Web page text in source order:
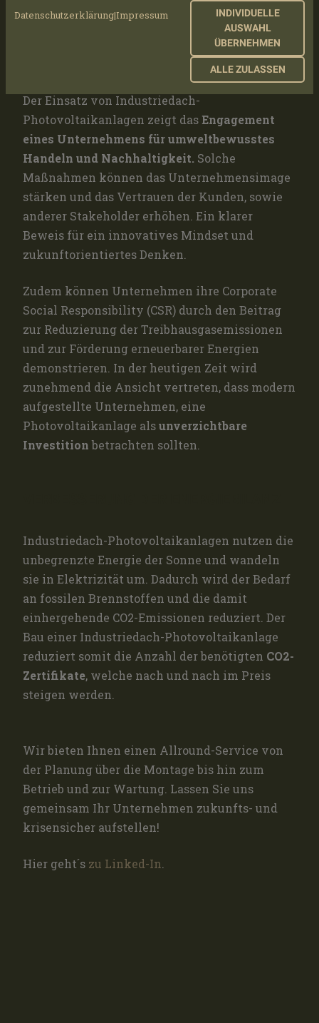
VERBESSERUNG DES IMAGES
Der Einsatz von Industriedach-
Photovoltaikanlagen zeigt das Engagement
eines Unternehmens für umweltbewusstes
Handeln und Nachhaltigkeit. Solche
Maßnahmen können das Unternehmensimage
stärken und das Vertrauen der Kunden, sowie
anderer Stakeholder erhöhen. Ein klarer
Beweis für ein innovatives Mindset und
zukunftorientiertes Denken.
Zudem können Unternehmen ihre Corporate
Social Responsibility (CSR) durch den Beitrag
zur Reduzierung der Treibhausgasemissionen
und zur Förderung erneuerbarer Energien
demonstrieren. In der heutigen Zeit wird
zunehmend die Ansicht vertreten, dass modern
aufgestellte Unternehmen, eine
Photovoltaikanlage alsunverzichtbare
Investitionbetrachten sollten.
Industriedach-Photovoltaikanlagen nutzen die
unbegrenzte Energie der Sonne und wandeln
sie in Elektrizität um. Dadurch wird der Bedarf
an fossilen Brennstoffen und die damit
einhergehende CO2-Emissionen reduziert. Der
Bau einer Industriedach-Photovoltaikanlage
reduziert somit die Anzahl der benötigten CO2-
Zertifikate, welche nach und nach im Preis
steigen werden.
Wir bieten Ihnen einen Allround-Service von
der Planung über die Montage bis hin zum
Betrieb und zur Wartung. Lassen Sie uns
gemeinsam Ihr Unternehmen zukunfts- und
krisensicher aufstellen!
Hier geht´s zu Linked-In
Datenschutzerklärung|Impressum
INDIVIDUELLE
AUSWAHL
ÜBERNEHMEN
ALLE ZULASSEN